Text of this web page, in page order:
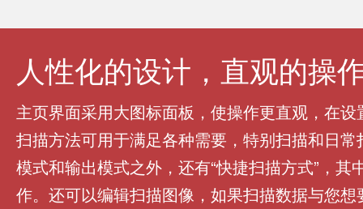
人性化的设计，直观的操
主页界面采用大图标面板，使操作更直观，在
扫描方法可用于满足各种需要，特别扫描和日
模式和输出模式之外，还有“快捷扫描方式”，
作。还可以编辑扫描图像，如果扫描数据与您